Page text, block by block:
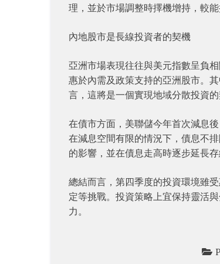
理，並於市場調整時擇機增持，較能
內地股市是長線投資者的契機
亞洲市場表現往往與美元指數呈負
惠於內需及政策支持的亞洲股市。
言，這將是一個實現地域分散投資的
在債市方面，美聯儲今年首次減息
在減息空間有限的情況下，債息不
的影響，並在債息走高時逐步延長
總結而言，第四季度的投資環境雖
定等挑戰。投資策略上宜保持靈活
力。